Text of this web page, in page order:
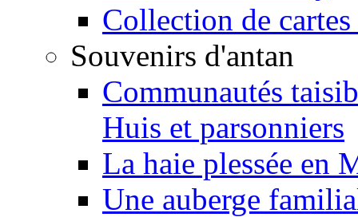
Collection de cartes
Souvenirs d'antan
Communautés
Huis et parsonniers
La haie plessée en
Une auberge